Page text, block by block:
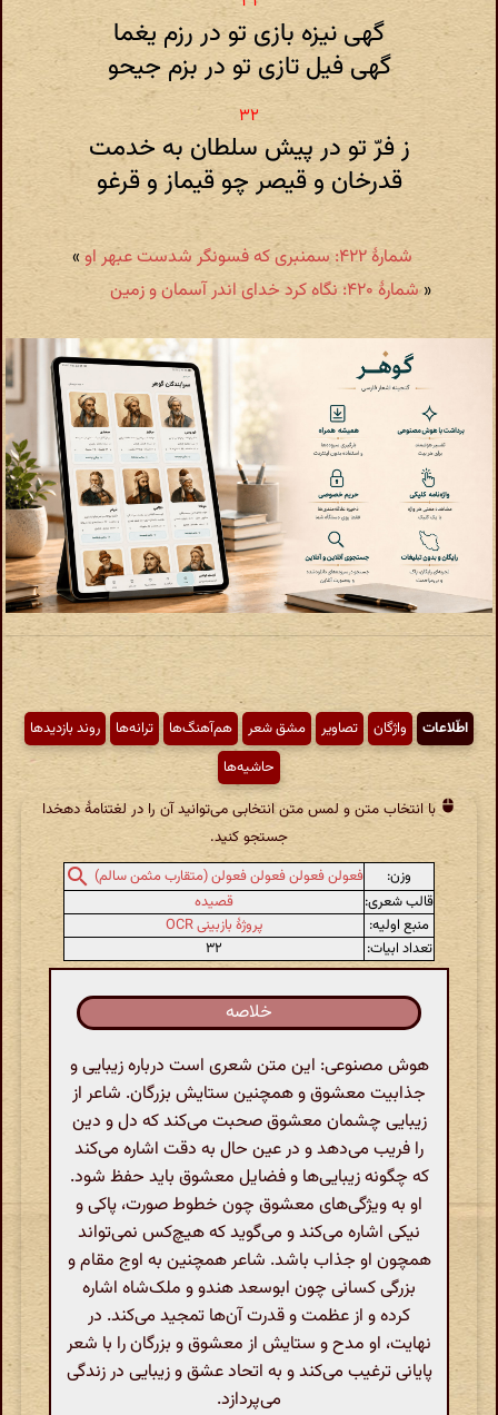
گهی نیزه بازی تو در رزم یغما
گهی فیل تازی تو در بزم جیحو
ز فرّ تو در پیش سلطان به خدمت
قدرخان و قیصر چو قیماز و قرغو
شمارهٔ ۴۲۲: سمنبری‌ که فسونگر شدست عبهر او
»
«شمارهٔ ۴۲۰: نگاه کرد خدای اندر آسمان و زمین
اطّلاعات واژگان تصاویر مشق شعر هم‌آهنگ‌ها ترانه‌ها
روند بازدیدها
حاشیه‌ها
با انتخاب متن و لمس متن انتخابی می‌توانید آن را در لغتنامهٔ دهخدا
جستجو کنید.
وزن:
فعولن فعولن فعولن فعولن (متقارب مثمن سالم)
قالب شعری:
قصیده
منبع اولیه:
پروژهٔ بازبینی OCR
تعداد ابیات:
۳۲
خلاصه
هوش مصنوعی: این متن شعری است درباره زیبایی و
جذابیت معشوق و همچنین ستایش بزرگان. شاعر از
زیبایی چشمان معشوق صحبت می‌کند که دل و دین
را فریب می‌دهد و در عین حال به دقت اشاره می‌کند
که چگونه زیبایی‌ها و فضایل معشوق باید حفظ شود.
او به ویژگی‌های معشوق چون خطوط صورت، پاکی و
نیکی اشاره می‌کند و می‌گوید که هیچ‌کس نمی‌تواند
همچون او جذاب باشد. شاعر همچنین به اوج مقام و
بزرگی کسانی چون ابوسعد هندو و ملک‌شاه اشاره
کرده و از عظمت و قدرت آن‌ها تمجید می‌کند. در
نهایت، او مدح و ستایش از معشوق و بزرگان را با شعر
پایانی ترغیب می‌کند و به اتحاد عشق و زیبایی در زندگی
می‌پردازد.